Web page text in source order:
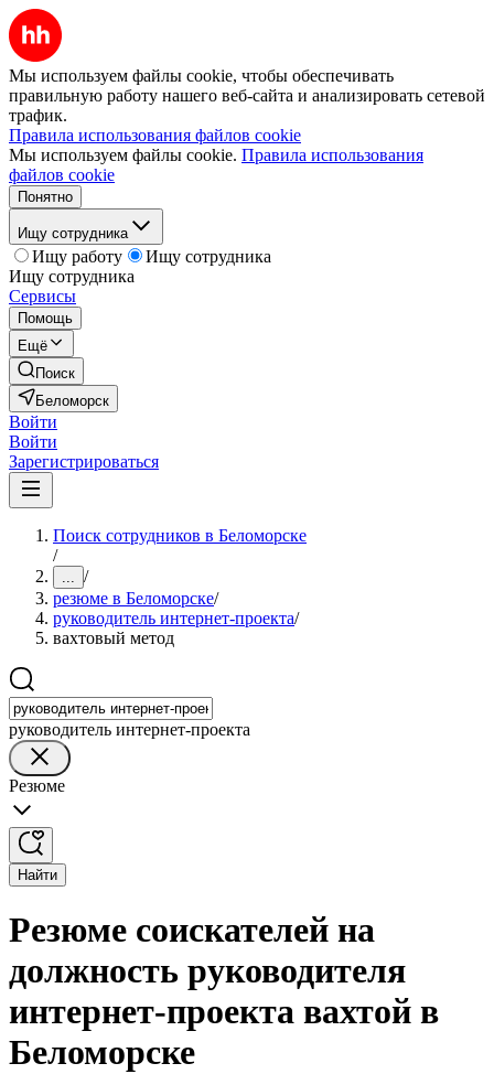
Мы используем файлы cookie, чтобы обеспечивать
правильную работу нашего веб-сайта и анализировать сетевой
трафик.
Правила использования файлов cookie
Мы используем файлы cookie. Правила использования
файлов cookie
Понятно
Ищу сотрудника
Ищу работу
Ищу сотрудника
Ищу сотрудника
Сервисы
Помощь
Ещё
Поиск
Беломорск
Войти
Войти
Зарегистрироваться
Поиск сотрудников в Беломорске
/
... /
резюме в Беломорске/
руководитель интернет-проекта/
вахтовый метод
руководитель интернет-проекта
Резюме
Найти
Резюме соискателей на
должность руководителя
интернет-проекта вахтой в
Беломорске